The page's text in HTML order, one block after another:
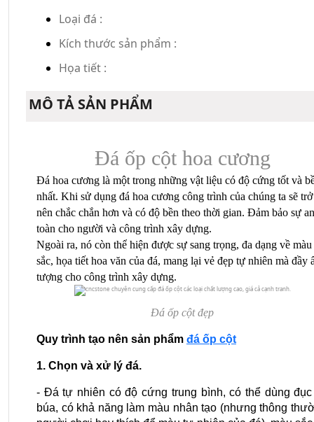
Loại đá :
Kích thước sản phẩm :
Họa tiết :
MÔ TẢ SẢN PHẨM
Đá ốp cột hoa cương
Đá hoa cương là một trong những vật liệu có độ cứng tốt và
nhất. Khi sử dụng đá hoa cương công trình của chúng ta sẽ trở
nên chắc chắn hơn và có độ bền theo thời gian. Đảm bảo sự an
toàn cho người và công trình xây dựng.
Ngoài ra, nó còn thể hiện được sự sang trọng, đa dạng về màu
sắc, họa tiết hoa văn của đá, mang lại vẻ đẹp tự nhiên mà đầy
tượng cho công trình xây dựng.
Đá ốp cột đẹp
Quy trình tạo nên sản phẩm đá ốp cột
1. Chọn và xử lý đá.
- Đá tự nhiên có độ cứng trung bình, có thể dùng
búa, có khả năng làm màu nhân tạo (nhưng thông